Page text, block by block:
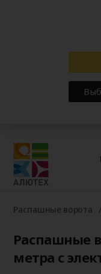
Распашные ворота
Распашные
метра с